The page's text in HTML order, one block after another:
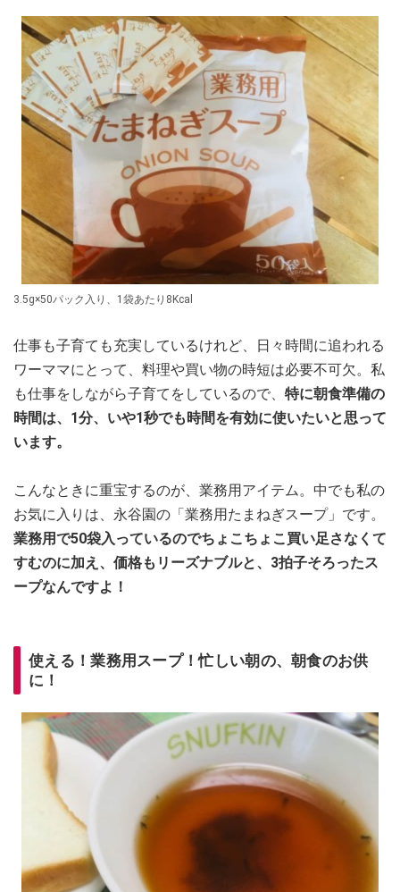
3.5g×50パック入り、1袋あたり8Kcal
仕事も子育ても充実しているけれど、日々時間に追われる
ワーママにとって、料理や買い物の時短は必要不可欠。私
も仕事をしながら子育てをしているので、 特に朝食準備の
時間は、1分、いや1秒でも時間を有効に使いたいと思って
います。
こんなときに重宝するのが、業務用アイテム。中でも私の
お気に入りは、永谷園の「業務用たまねぎスープ」です。
業務用で50袋入っているのでちょこちょこ買い足さなくて
すむのに加え、価格もリーズナブルと、3拍子そろったス
ープなんですよ！
使える！業務用スープ！忙しい朝の、朝食のお供
に！